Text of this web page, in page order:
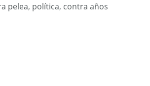
pelea, política, contra años